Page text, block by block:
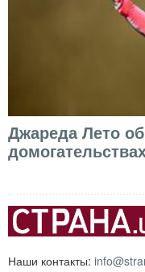
Джареда Лето
Наши контакты: